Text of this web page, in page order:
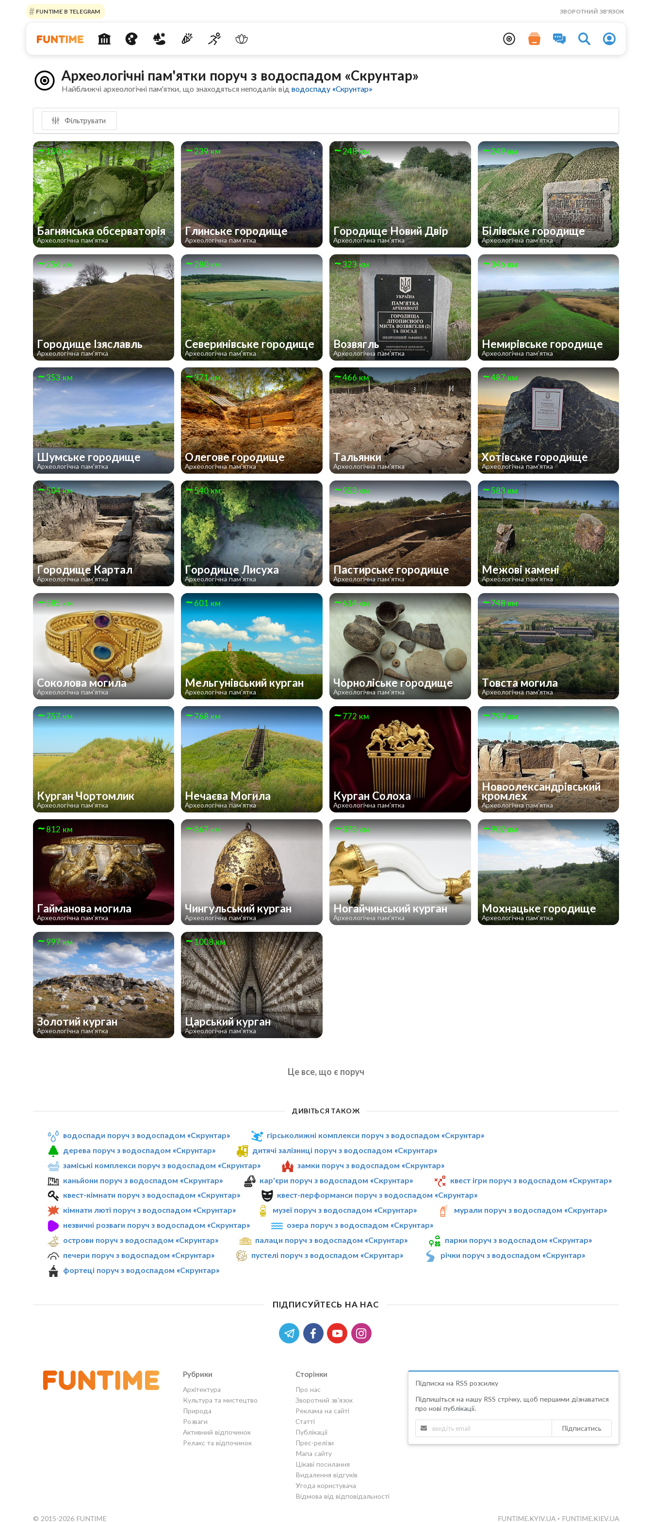
FUNTIME В TELEGRAM ЗВОРОТНИЙ ЗВ'ЯЗОК
Археологічні пам'ятки поруч з водоспадом «Скрунтар»
Найближчі археологічні пам'ятки, що знаходяться неподалік відводоспаду «Скрунтар»
Фільтрувати
100 км
Багнянська обсерваторія
Археологічна пам'ятка
239 км
Глинське городище
Археологічна пам'ятка
248 км
Городище Новий Двір
Археологічна пам'ятка
249 км
Білівське городище
Археологічна пам'ятка
256 км
Городище Ізяславль
Археологічна пам'ятка
280 км
Северинівське городище
Археологічна пам'ятка
323 км
Возвягль
Археологічна пам'ятка
346 км
Немирівське городище
Археологічна пам'ятка
353 км
Шумське городище
Археологічна пам'ятка
371 км
Олегове городище
Археологічна пам'ятка
466 км
Тальянки
Археологічна пам'ятка
487 км
Хотівське городище
Археологічна пам'ятка
504 км
Городище Картал
Археологічна пам'ятка
540 км
Городище Лисуха
Археологічна пам'ятка
553 км
Пастирське городище
Археологічна пам'ятка
583 км
Межові камені
Археологічна пам'ятка
585 км
Соколова могила
Археологічна пам'ятка
601 км
Мельгунівський курган
Археологічна пам'ятка
614 км
Чорноліське городище
Археологічна пам'ятка
748 км
Товста могила
Археологічна пам'ятка
757 км
Курган Чортомлик
Археологічна пам'ятка
768 км
Нечаєва Могила
Археологічна пам'ятка
772 км
Курган Солоха
Археологічна пам'ятка
799 км
Новоолександрівський
кромлех
Археологічна пам'ятка
812 км
Гайманова могила
Археологічна пам'ятка
867 км
Чингульський курган
Археологічна пам'ятка
873 км
Ногайчинський курган
Археологічна пам'ятка
902 км
Мохнацьке городище
Археологічна пам'ятка
997 км
Золотий курган
Археологічна пам'ятка
1008 км
Царський курган
Археологічна пам'ятка
Це все, що є поруч
ДИВІТЬСЯ ТАКОЖ
водоспади поруч з водоспадом «Скрунтар»
гірськолижні комплекси поруч з водоспадом «Скрунтар»
дерева поруч з водоспадом «Скрунтар»
дитячі залізниці поруч з водоспадом «Скрунтар»
заміські комплекси поруч з водоспадом «Скрунтар»
замки поруч з водоспадом «Скрунтар»
каньйони поруч з водоспадом «Скрунтар»
кар'єри поруч з водоспадом «Скрунтар»
квест ігри поруч з водоспадом «Скрунтар»
квест-кімнати поруч з водоспадом «Скрунтар»
квест-перформанси поруч з водоспадом «Скрунтар»
кімнати люті поруч з водоспадом «Скрунтар»
музеї поруч з водоспадом «Скрунтар»
мурали поруч з водоспадом «Скрунтар»
незвичні розваги поруч з водоспадом «Скрунтар»
озера поруч з водоспадом «Скрунтар»
острови поруч з водоспадом «Скрунтар»
палаци поруч з водоспадом «Скрунтар»
парки поруч з водоспадом «Скрунтар»
печери поруч з водоспадом «Скрунтар»
пустелі поруч з водоспадом «Скрунтар»
річки поруч з водоспадом «Скрунтар»
фортеці поруч з водоспадом «Скрунтар»
ПІДПИСУЙТЕСЬ НА НАС
Рубрики
Архітектура
Культура та мистецтво
Природа
Розваги
Активний відпочинок
Релакс та відпочинок
Сторінки
Про нас
Зворотний зв'язок
Реклама на сайті
Статті
Публікації
Прес-релізи
Мапа сайту
Цікаві посилання
Видалення відгуків
Угода користувача
Відмова від відповідальності
Підписка на RSS розсилку
Підпишіться на нашу RSS стрічку, щоб першими дізнаватися
про нові публікації.
Підписатись
© 2015-2026 FUNTIME FUNTIME.KYIV.UA • FUNTIME.KIEV.UA